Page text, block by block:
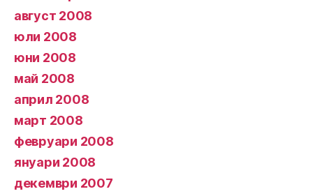
август 2008
юли 2008
юни 2008
май 2008
април 2008
март 2008
февруари 2008
януари 2008
декември 2007